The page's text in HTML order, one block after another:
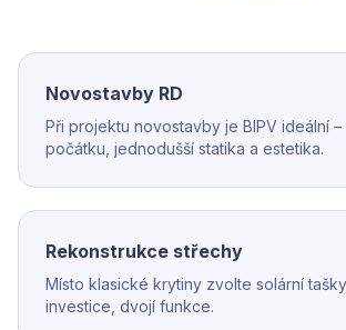
Novostavby RD
Při projektu novostavby je BIPV ideální
počátku, jednodušší statika a estetika.
Rekonstrukce střechy
Místo klasické krytiny zvolte solární
investice, dvojí funkce.